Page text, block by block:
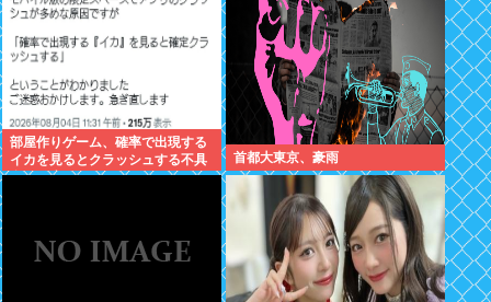
部屋作りゲーム、確率で出現する
イカを見るとクラッシュする不具
合が発生
首都大東京、豪雨